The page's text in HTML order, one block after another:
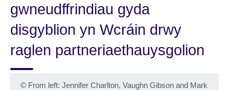
gwneudffrindiau gyda
disgyblion yn Wcráin drwy
raglen partneriaethauysgolion
© From left: Jennifer Charlton, Vaughn Gibson and Mark